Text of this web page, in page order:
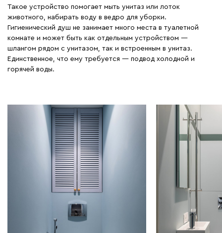
Такое устройство помогает мыть унитаз или лоток
животного, набирать воду в ведро для уборки.
Гигиенический душ не занимает много места в туалетной
комнате и может быть как отдельным устройством —
шлангом рядом с унитазом, так и встроенным в унитаз.
Единственное, что ему требуется — подвод холодной и
горячей воды.